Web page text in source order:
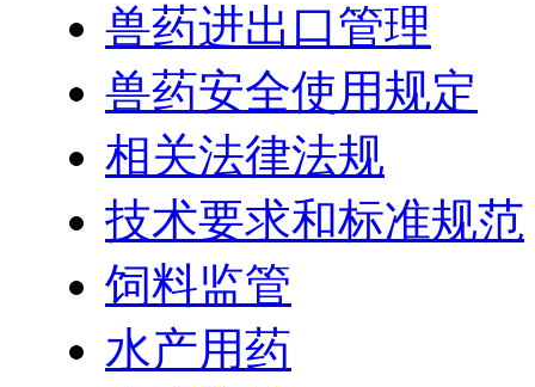
兽药进出口管理
兽药安全使用规定
相关法律法规
技术要求和标准规范
饲料监管
水产用药